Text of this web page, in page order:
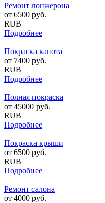
Ремонт лонжерона
от 6500 руб.
RUB
Подробнее
Покраска капота
от 7400 руб.
RUB
Подробнее
Полная покраска
от 45000 руб.
RUB
Подробнее
Покраска крыши
от 6500 руб.
RUB
Подробнее
Ремонт салона
от 4000 руб.